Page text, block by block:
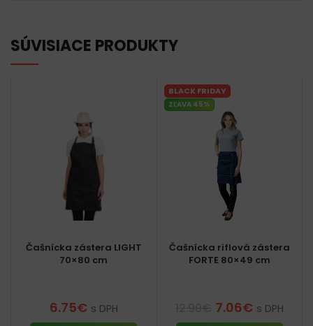
SÚVISIACE PRODUKTY
Čašnícka zástera LIGHT
70×80 cm
6.75€ s DPH
BLACK FRIDAY
ZĽAVA 45%
Čašnícka riflová zástera
FORTE 80×49 cm
7.06€ s DPH